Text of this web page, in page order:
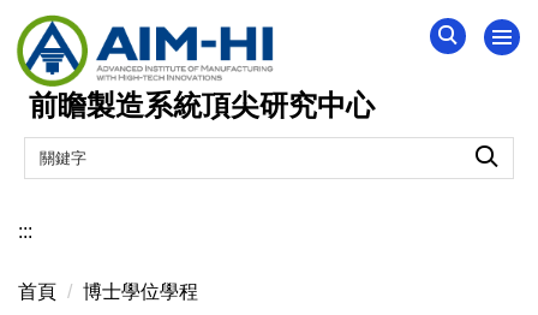
跳
到
主
要
內
前瞻製造系統頂尖研究中心
:::
首頁 博士學位學程